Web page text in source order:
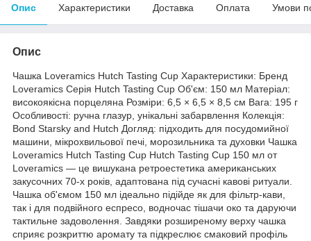
Опис Характеристики Доставка Оплата Умови
Опис
Чашка Loveramics Hutch Tasting Cup Характеристики: Бренд
Loveramics Серія Hutch Tasting Cup Об'єм: 150 мл Матеріал:
високоякісна порцеляна Розміри: 6,5 × 6,5 × 8,5 см Вага: 195 г
Особливості: ручна глазур, унікальні забарвлення Колекція:
Bond Starsky and Hutch Догляд: підходить для посудомийної
машини, мікрохвильової печі, морозильника та духовки Чашка
Loveramics Hutch Tasting Cup Hutch Tasting Cup 150 мл от
Loveramics — це вишукана ретроестетика американських
закусочних 70-х років, адаптована під сучасні кавові ритуали.
Чашка об'ємом 150 мл ідеально підійде як для фільтр-кави,
так і для подвійного еспресо, водночас тішачи око та даруючи
тактильне задоволення. Завдяки розширеному верху чашка
сприяє розкриттю аромату та підкреслює смаковий профіль